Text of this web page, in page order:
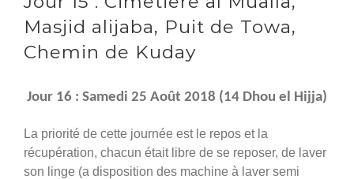
Masjid alijaba, Puit de Towa,
Chemin de Kuday
Jour 16 : Samedi 25 Août 2018 (14 Dhou el Hijja)
La priorité de cette journée est le repos et la
récupération, chacun était libre de se reposer, de laver
son linge (a disposition des machine à laver semi